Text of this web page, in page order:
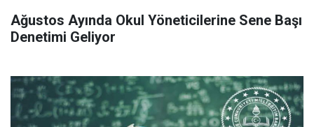
Ağustos Ayında Okul Yöneticilerine Sene Başı
Denetimi Geliyor